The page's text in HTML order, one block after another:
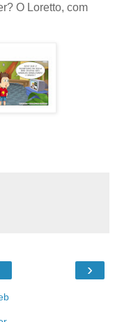
O Loretto, com
›